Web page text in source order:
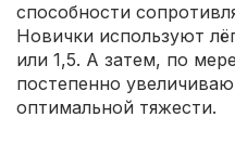
способности
Новички используют
или 1,5. А затем, по
постепенно
оптимальной тяжести.